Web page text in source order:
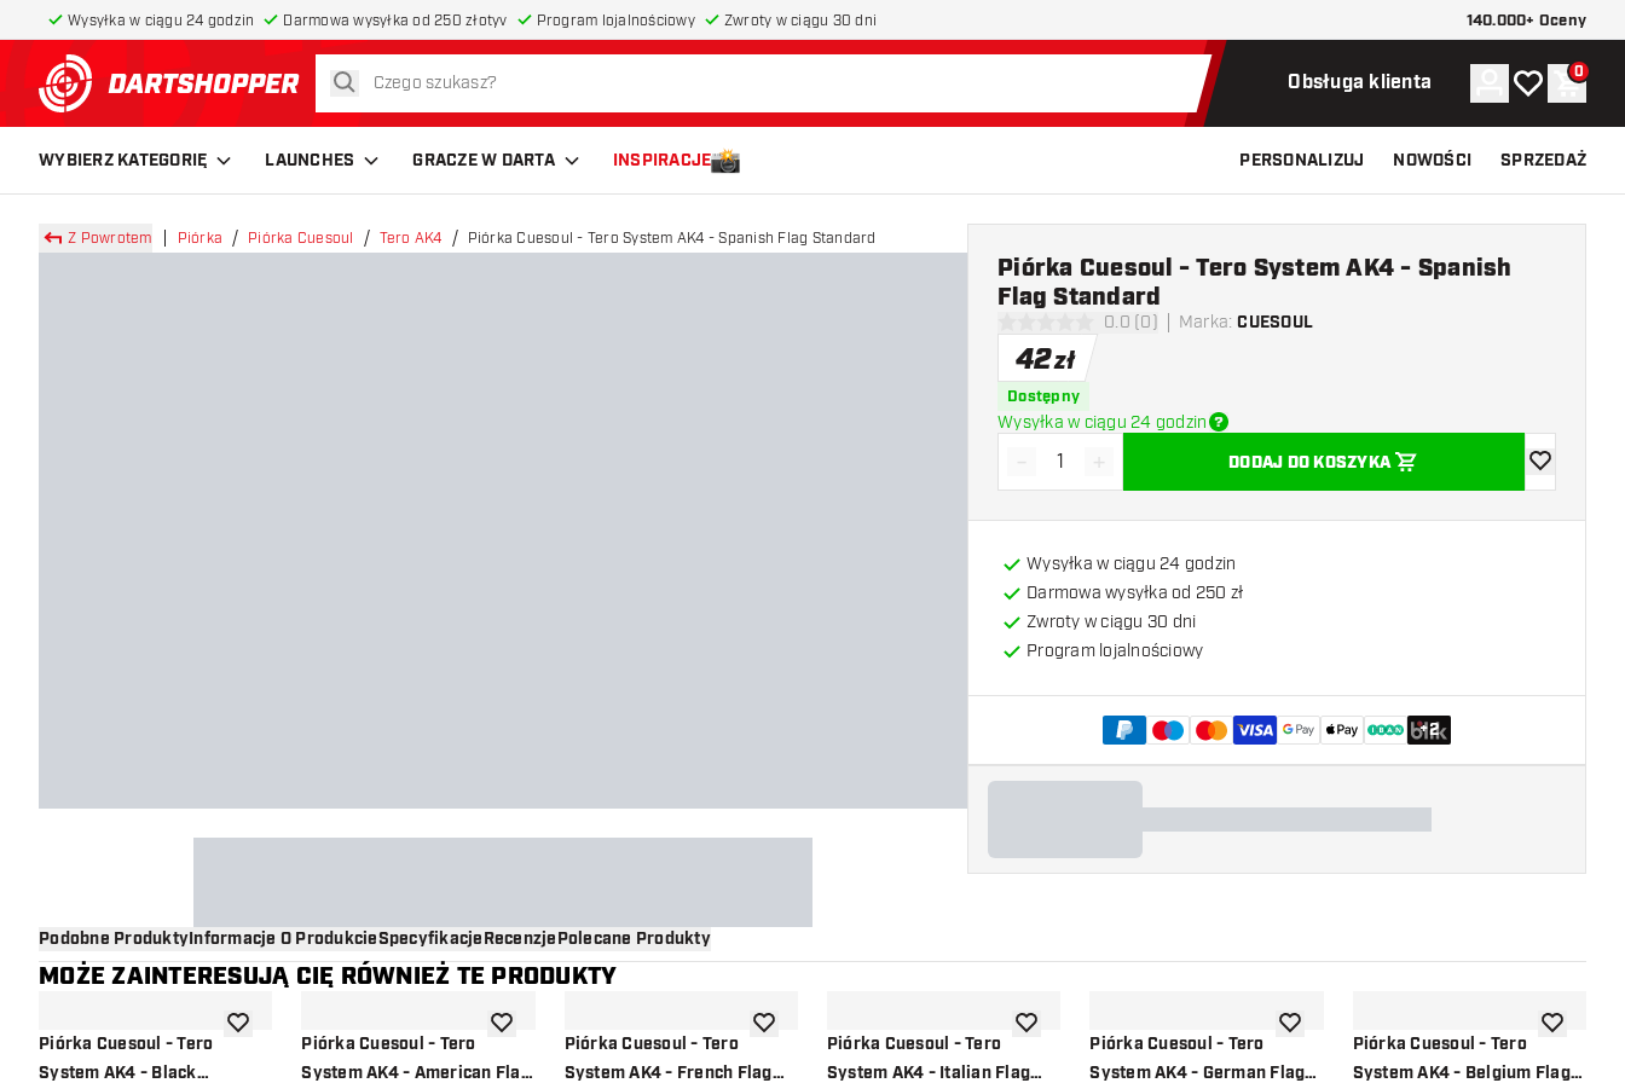
Wysyłka w ciągu 24 godzin Darmowa wysyłka od 250 złotyv Program lojalnościowy Zwroty w ciągu 30 dni 140.000+ Oceny
powrót do strony głównej
szukaj Obsługa klienta Konto
Moja listaKoszyk
0
WYBIERZ KATEGORIĘ LAUNCHES GRACZE W DARTA INSPIRACJE PERSONALIZUJ NOWOŚCI SPRZEDAŻ
Z Powrotem Piórka Piórka Cuesoul Tero AK4 Piórka Cuesoul - Tero System AK4 - Spanish Flag Standard
0 gwiazdki oceny0.0 (0) Marka: CUESOUL
Piórka Cuesoul - Tero System AK4 - Spanish
Flag Standard
42zł
Dostępny
Wysyłka w ciągu 24 godzin
Zmniejsz ilość
- Zwiększ ilość
+ DODAJ DO KOSZYKA
dodaj do
Wysyłka w ciągu 24 godzin
Darmowa wysyłka od 250 zł
Zwroty w ciągu 30 dni
Program lojalnościowy
+2
Podobne ProduktyInformacje O ProdukcieSpecyfikacjeRecenzjePolecane Produkty
MOŻE ZAINTERESUJĄ CIĘ RÓWNIEŻ TE PRODUKTY
Piórka Cuesoul - Tero
System AK4 - Black
dodaj do listy życzeń
Piórka Cuesoul - Tero
System AK4 - American Flag
dodaj do listy życzeń
Piórka Cuesoul - Tero
System AK4 - French Flag
dodaj do listy życzeń
Piórka Cuesoul - Tero
System AK4 - Italian Flag
dodaj do listy życzeń
Piórka Cuesoul - Tero
System AK4 - German Flag
dodaj do listy życzeń
Piórka Cuesoul - Tero
System AK4 - Belgium Flag
dodaj do